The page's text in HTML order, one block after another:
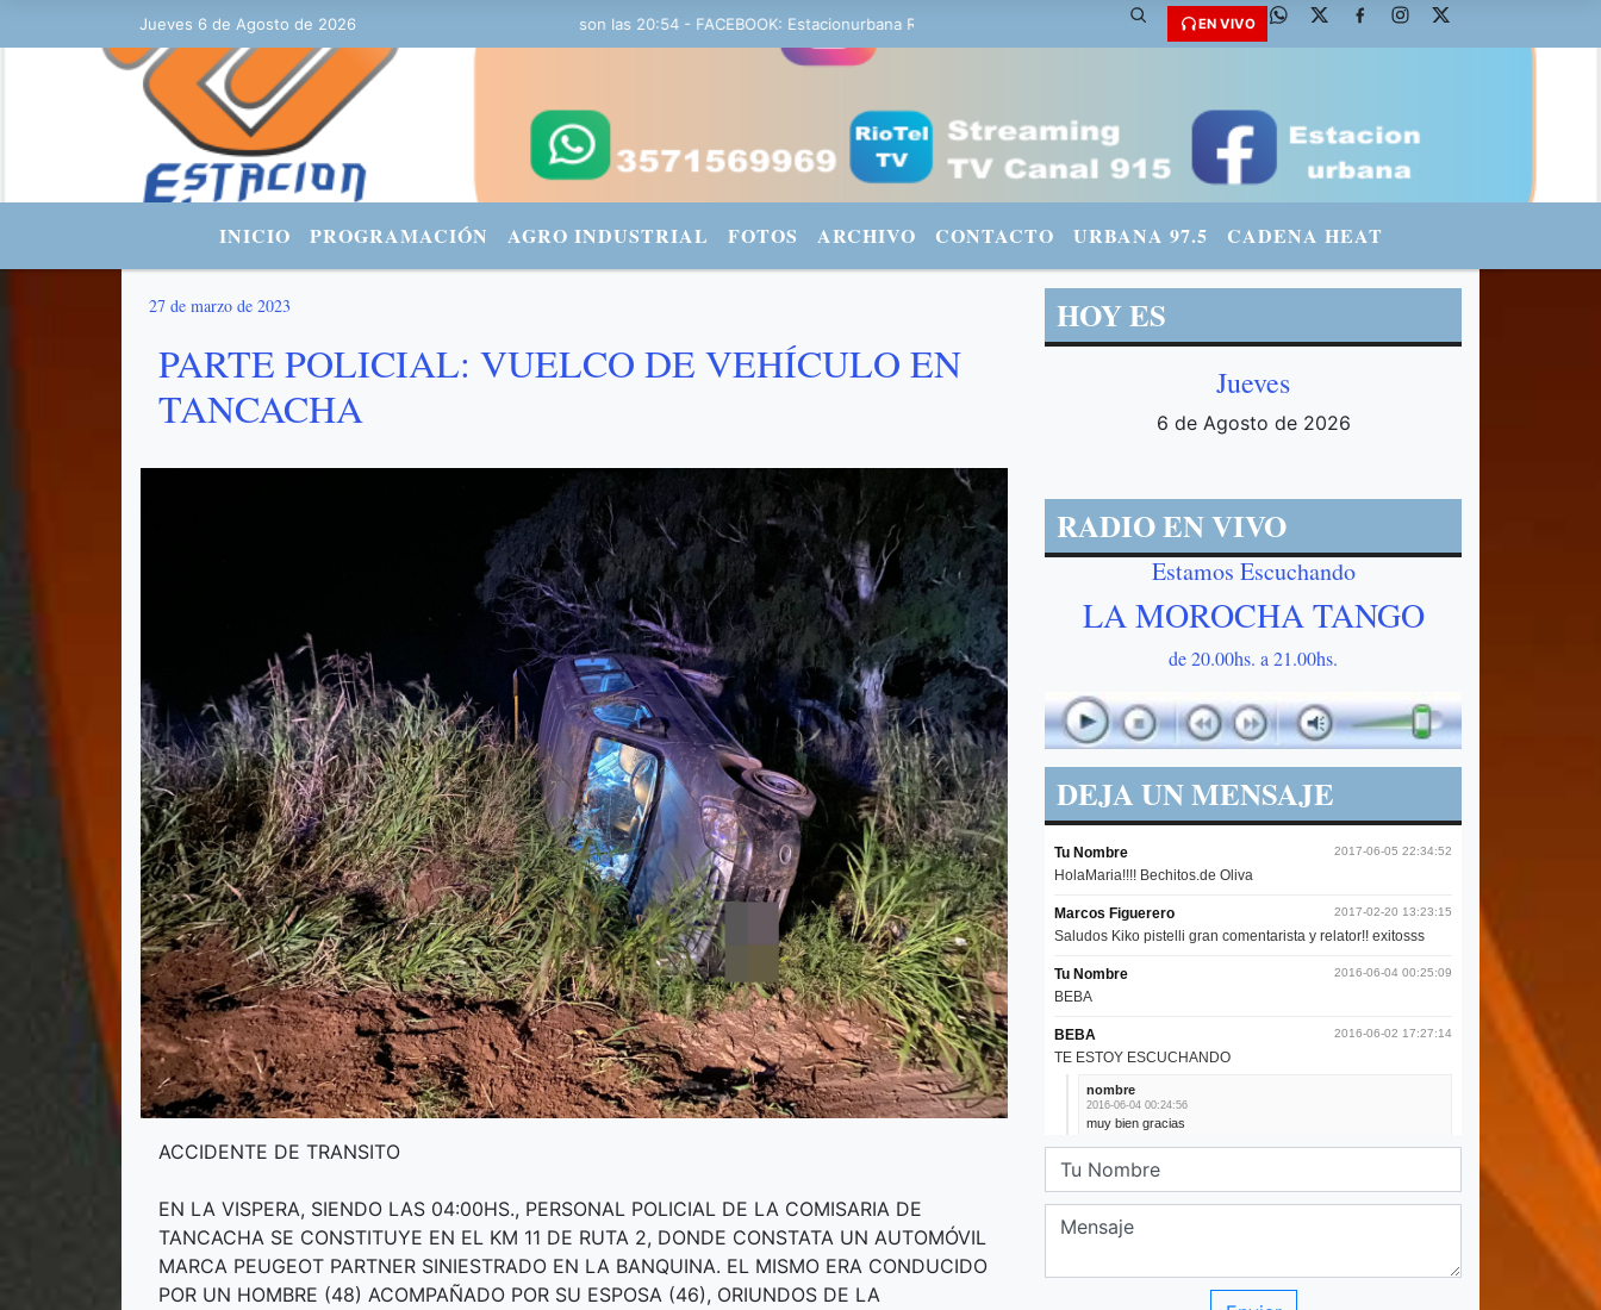
Jueves 6 de Agosto de 2026
Hoy es Jueves 6 de Agosto de 2026 y son las 20:54 - FACEBOOK: Estacionurbana Radiourbana - TWITTER: @fmradiourbana - INSTAGRAM: urbanario3 WHATSAPP: 3571569969
EN VIVO
INICIO PROGRAMACIÓN AGRO INDUSTRIAL FOTOS ARCHIVO CONTACTO URBANA 97.5 CADENA HEAT
27 de marzo de 2023
PARTE POLICIAL: VUELCO DE VEHÍCULO EN
TANCACHA
ACCIDENTE DE TRANSITO
EN LA VISPERA, SIENDO LAS 04:00HS., PERSONAL POLICIAL DE LA COMISARIA DE
TANCACHA SE CONSTITUYE EN EL KM 11 DE RUTA 2, DONDE CONSTATA UN AUTOMÓVIL
MARCA PEUGEOT PARTNER SINIESTRADO EN LA BANQUINA. EL MISMO ERA CONDUCIDO
POR UN HOMBRE (48) ACOMPAÑADO POR SU ESPOSA (46), ORIUNDOS DE LA
HOY ES
Jueves
6 de Agosto de 2026
RADIO EN VIVO
Estamos Escuchando
LA MOROCHA TANGO
de 20.00hs. a 21.00hs.
DEJA UN MENSAJE